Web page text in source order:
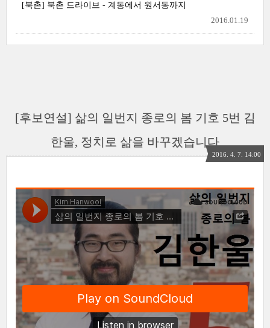
[북촌] 북촌 드라이브 - 계동에서 원서동까지
2016.01.19
[후보연설] 삶의 일번지 종로의 봄 기호 5번 김
한울, 정치로 삶을 바꾸겠습니다
2016. 4. 7. 14:00